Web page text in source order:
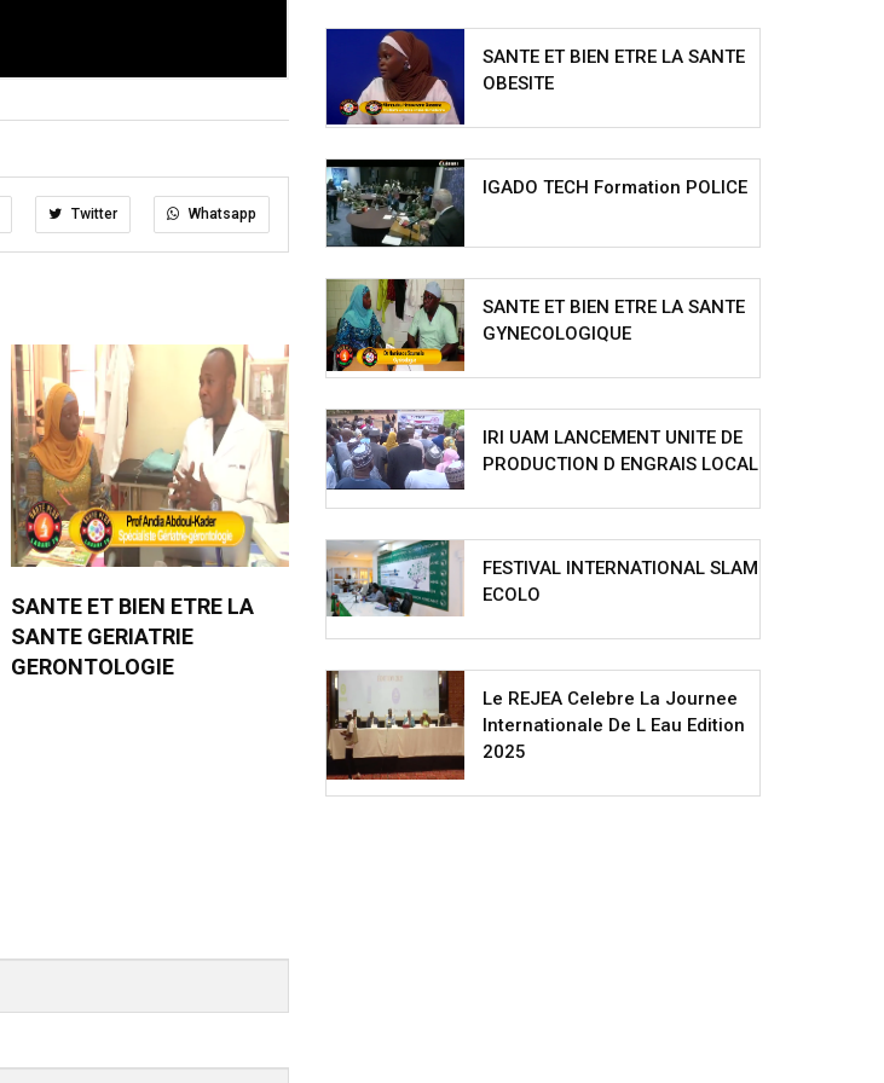
Twitter Whatsapp
SANTE ET BIEN ETRE LA
SANTE GERIATRIE
GERONTOLOGIE
SANTE ET BIEN ETRE LA SANTE
OBESITE
IGADO TECH Formation POLICE
SANTE ET BIEN ETRE LA SANTE
GYNECOLOGIQUE
IRI UAM LANCEMENT UNITE DE
PRODUCTION D ENGRAIS LOCAL
FESTIVAL INTERNATIONAL SLAM
ECOLO
Le REJEA Celebre La Journee
Internationale De L Eau Edition
2025